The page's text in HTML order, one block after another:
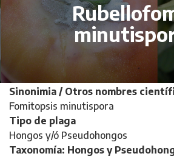
Sinonimia / Otros nombres
Fomitopsis minutispora
Tipo de plaga
Hongos y/ó Pseudohongos
Taxonomía: Hongos y